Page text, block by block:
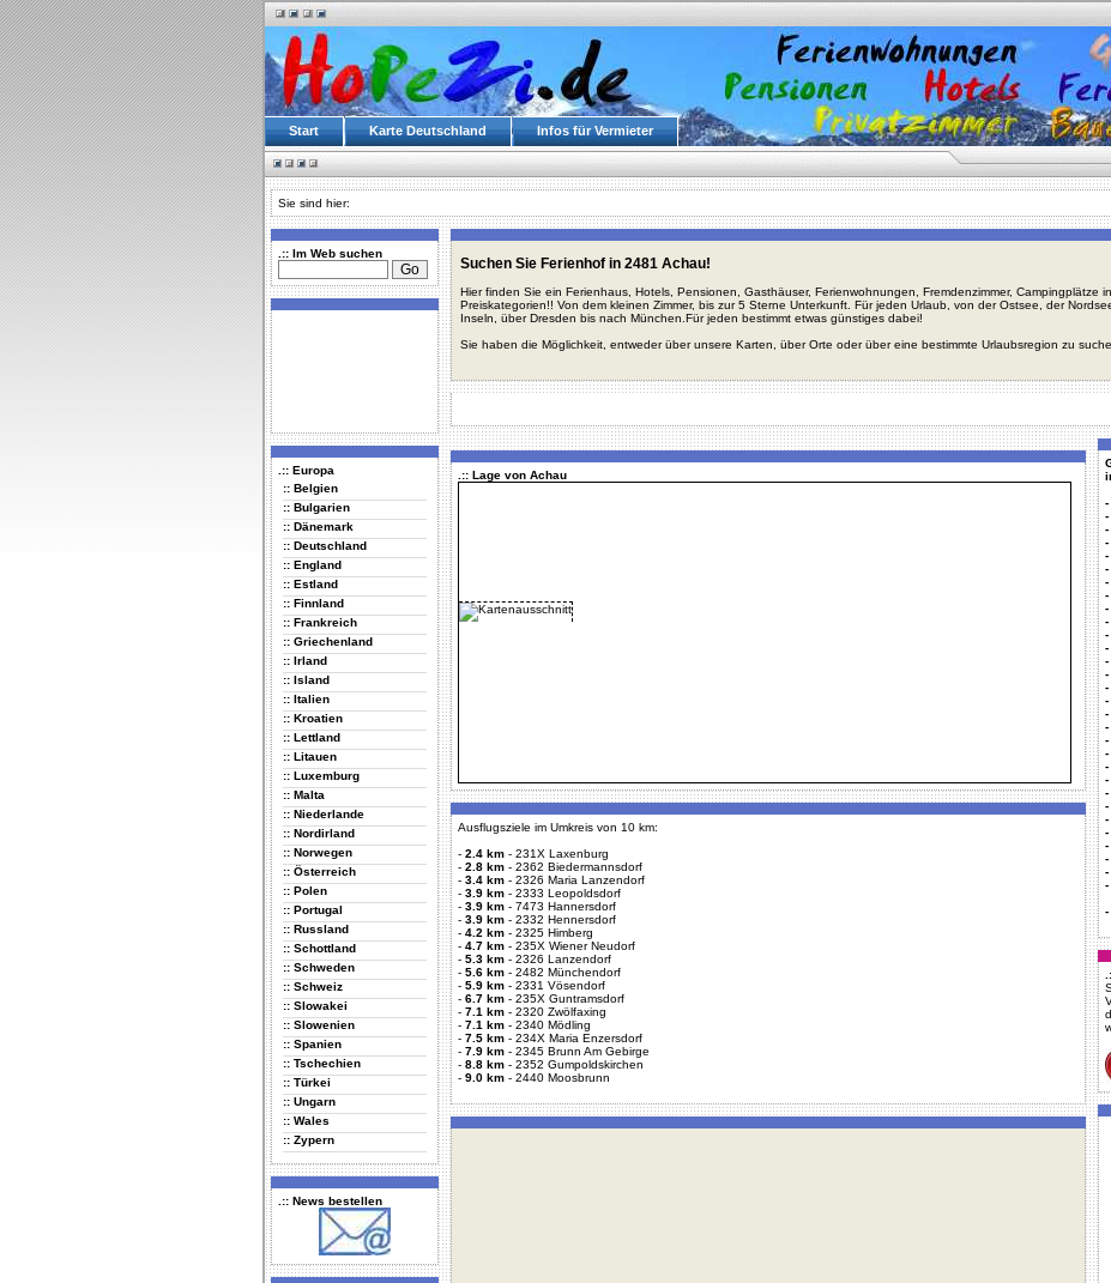
Start Karte Deutschland Infos für Vermieter
Sie sind hier:
.:: Im Web suchen
.:: Europa
:: Belgien
:: Bulgarien
:: Dänemark
:: Deutschland
:: England
:: Estland
:: Finnland
:: Frankreich
:: Griechenland
:: Irland
:: Island
:: Italien
:: Kroatien
:: Lettland
:: Litauen
:: Luxemburg
:: Malta
:: Niederlande
:: Nordirland
:: Norwegen
:: Österreich
:: Polen
:: Portugal
:: Russland
:: Schottland
:: Schweden
:: Schweiz
:: Slowakei
:: Slowenien
:: Spanien
:: Tschechien
:: Türkei
:: Ungarn
:: Wales
:: Zypern
.:: News bestellen
Suchen Sie Ferienhof in 2481 Achau!
Hier finden Sie ein Ferienhaus, Hotels, Pensionen, Gasthäuser, Ferienwohnungen, Fremdenzimmer, Campingplätze
Preiskategorien!! Von dem kleinen Zimmer, bis zur 5 Sterne Unterkunft. Für jeden Urlaub, von der Ostsee, der
Inseln, über Dresden bis nach München.Für jeden bestimmt etwas günstiges dabei!
Sie haben die Möglichkeit, entweder über unsere Karten, über Orte oder über eine bestimmte Urlaubsregion zu
.:: Lage von Achau
Ausflugsziele im Umkreis von 10 km:
- 2.4 km - 231X Laxenburg
- 2.8 km - 2362 Biedermannsdorf
- 3.4 km - 2326 Maria Lanzendorf
- 3.9 km - 2333 Leopoldsdorf
- 3.9 km - 7473 Hannersdorf
- 3.9 km - 2332 Hennersdorf
- 4.2 km - 2325 Himberg
- 4.7 km - 235X Wiener Neudorf
- 5.3 km - 2326 Lanzendorf
- 5.6 km - 2482 Münchendorf
- 5.9 km - 2331 Vösendorf
- 6.7 km - 235X Guntramsdorf
- 7.1 km - 2320 Zwölfaxing
- 7.1 km - 2340 Mödling
- 7.5 km - 234X Maria Enzersdorf
- 7.9 km - 2345 Brunn Am Gebirge
- 8.8 km - 2352 Gumpoldskirchen
- 9.0 km - 2440 Moosbrunn
-
-
-
-
-
-
-
-
-
-
-
-
-
-
-
-
-
-
-
-
-
-
-
-
-
-
-
-
-
-
-